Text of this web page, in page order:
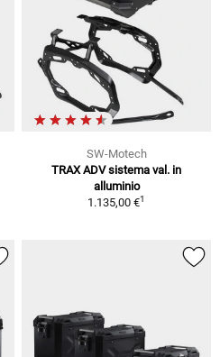
SW-Motech
TRAX ADV sistema val. in
alluminio
1.135,00 €1